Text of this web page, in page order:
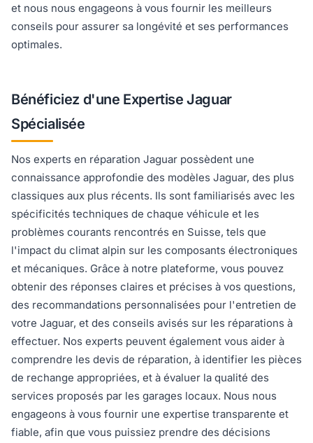
et nous nous engageons à vous fournir les meilleurs
conseils pour assurer sa longévité et ses performances
optimales.
Bénéficiez d'une Expertise Jaguar
Spécialisée
Nos experts en réparation Jaguar possèdent une
connaissance approfondie des modèles Jaguar, des plus
classiques aux plus récents. Ils sont familiarisés avec les
spécificités techniques de chaque véhicule et les
problèmes courants rencontrés en Suisse, tels que
l'impact du climat alpin sur les composants électroniques
et mécaniques. Grâce à notre plateforme, vous pouvez
obtenir des réponses claires et précises à vos questions,
des recommandations personnalisées pour l'entretien de
votre Jaguar, et des conseils avisés sur les réparations à
effectuer. Nos experts peuvent également vous aider à
comprendre les devis de réparation, à identifier les pièces
de rechange appropriées, et à évaluer la qualité des
services proposés par les garages locaux. Nous nous
engageons à vous fournir une expertise transparente et
fiable, afin que vous puissiez prendre des décisions